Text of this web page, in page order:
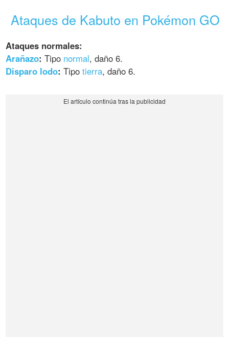
Ataques de Kabuto en Pokémon GO
Ataques normales:
Arañazo: Tipo normal, daño 6.
Disparo lodo: Tipotierra, daño 6.